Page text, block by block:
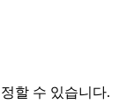
할 수 있습니다.